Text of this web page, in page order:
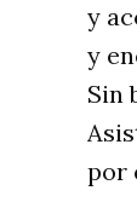
y
y
Sin
por